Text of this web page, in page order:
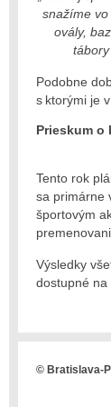
snažíme
ovály,
Podobne
s ktorými je
Prieskum o
Tento rok
sa primárne
športovým
Výsledky
dostupné na
© Bratislava-